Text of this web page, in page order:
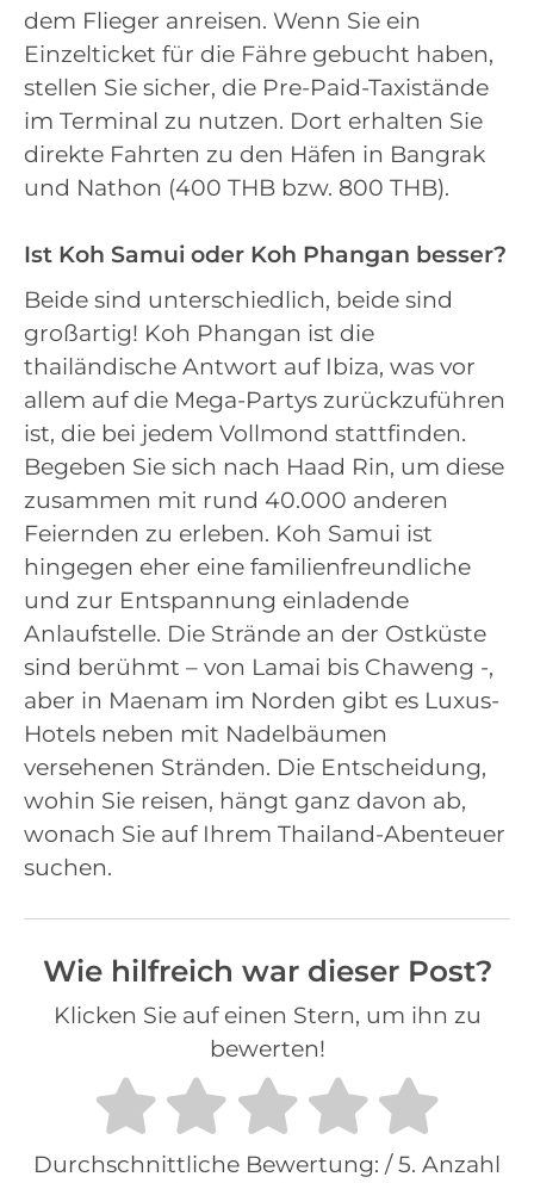
dem Flieger anreisen. Wenn Sie ein
Einzelticket für die Fähre gebucht haben,
stellen Sie sicher, die Pre-Paid-Taxistände
im Terminal zu nutzen. Dort erhalten Sie
direkte Fahrten zu den Häfen in Bangrak
und Nathon (400 THB bzw. 800 THB).
Ist Koh Samui oder Koh Phangan besser?
Beide sind unterschiedlich, beide sind
großartig! Koh Phangan ist die
thailändische Antwort auf Ibiza, was vor
allem auf die Mega-Partys zurückzuführen
ist, die bei jedem Vollmond stattfinden.
Begeben Sie sich nach Haad Rin, um diese
zusammen mit rund 40.000 anderen
Feiernden zu erleben. Koh Samui ist
hingegen eher eine familienfreundliche
und zur Entspannung einladende
Anlaufstelle. Die Strände an der Ostküste
sind berühmt – von Lamai bis Chaweng -,
aber in Maenam im Norden gibt es Luxus-
Hotels neben mit Nadelbäumen
versehenen Stränden. Die Entscheidung,
wohin Sie reisen, hängt ganz davon ab,
wonach Sie auf Ihrem Thailand-Abenteuer
suchen.
Wie hilfreich war dieser Post?
Klicken Sie auf einen Stern, um ihn zu
bewerten!
Durchschnittliche Bewertung: / 5. Anzahl